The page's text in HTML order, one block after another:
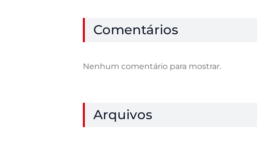
Comentários
Nenhum comentário para mostrar.
Arquivos